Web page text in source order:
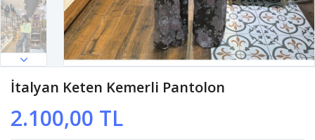
İtalyan Keten Kemerli Pantolon
2.100,00 TL